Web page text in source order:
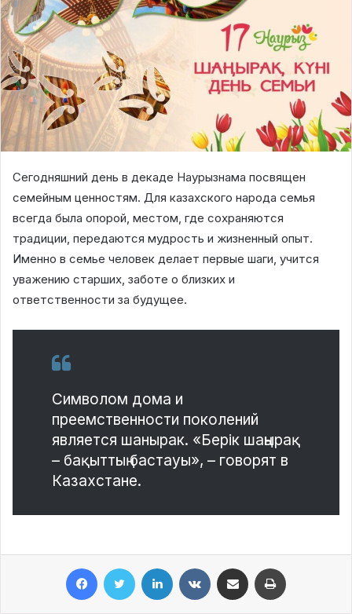
Сегодняшний день в декаде Наурызнама посвящен
семейным ценностям. Для казахского народа семья
всегда была опорой, местом, где сохраняются
традиции, передаются мудрость и жизненный опыт.
Именно в семье человек делает первые шаги, учится
уважению старших, заботе о близких и
ответственности за будущее.
Символом дома и
преемственности поколений
является шанырак. «Берік шаңырақ
– бақыттың бастауы», – говорят в
Казахстане.